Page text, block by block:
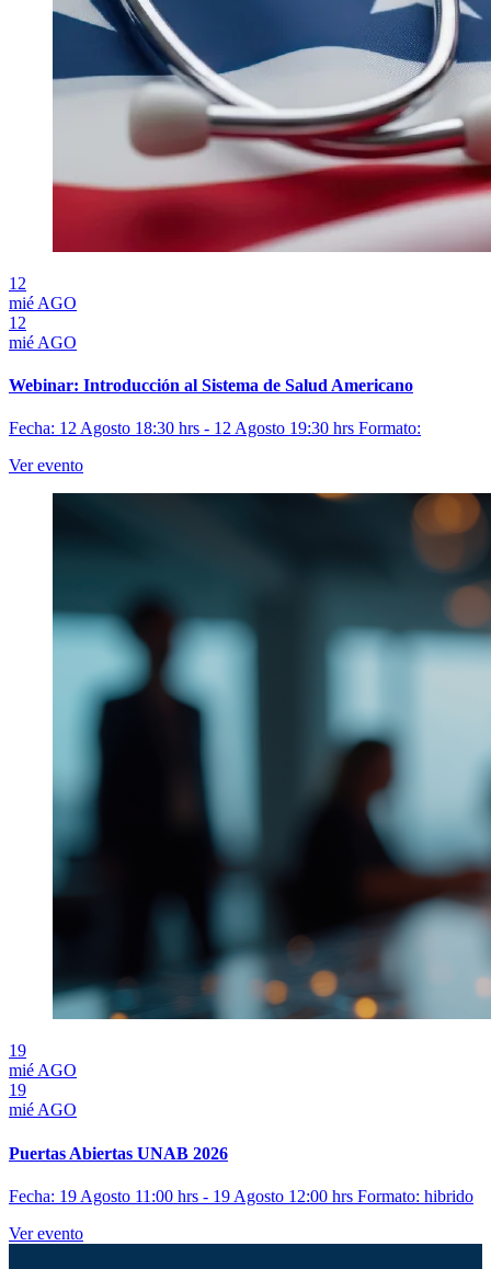
12
mié AGO
12
mié AGO
Webinar: Introducción al Sistema de Salud Americano
Fecha: 12 Agosto 18:30 hrs - 12 Agosto 19:30 hrs Formato:
Ver evento
19
mié AGO
19
mié AGO
Puertas Abiertas UNAB 2026
Fecha: 19 Agosto 11:00 hrs - 19 Agosto 12:00 hrs Formato: hibrido
Ver evento